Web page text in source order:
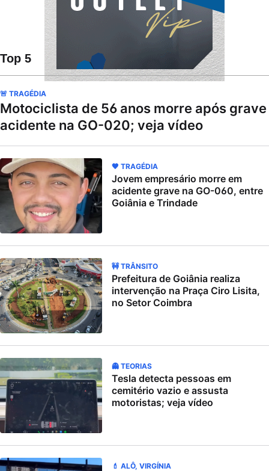
Top 5
🚨 TRAGÉDIA
Motociclista de 56 anos morre após grave
acidente na GO-020; veja vídeo
🖤 TRAGÉDIA
Jovem empresário morre em
acidente grave na GO-060, entre
Goiânia e Trindade
🚧 TRÂNSITO
Prefeitura de Goiânia realiza
intervenção na Praça Ciro Lisita,
no Setor Coimbra
👻 TEORIAS
Tesla detecta pessoas em
cemitério vazio e assusta
motoristas; veja vídeo
💄 ALÔ, VIRGÍNIA